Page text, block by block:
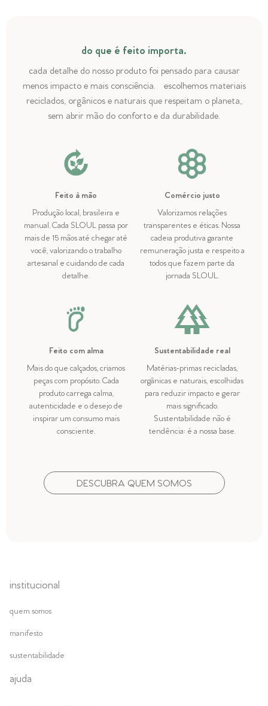
do que é feito importa.
cada detalhe do nosso produto foi pensado para causar
menos impacto e mais consciência. escolhemos materiais
reciclados, orgânicos e naturais que respeitam o planeta,
sem abrir mão do conforto e da durabilidade.
Feito à mão
Produção local, brasileira e
manual. Cada SLOUL passa por
mais de 15 mãos até chegar até
você, valorizando o trabalho
artesanal e cuidando de cada
detalhe.
Comércio justo
Valorizamos relações
transparentes e éticas. Nossa
cadeia produtiva garante
remuneração justa e respeito a
todos que fazem parte da
jornada SLOUL.
Feito com alma
Mais do que calçados, criamos
peças com propósito. Cada
produto carrega calma,
autenticidade e o desejo de
inspirar um consumo mais
consciente.
Sustentabilidade real
Matérias-primas recicladas,
orgânicas e naturais, escolhidas
para reduzir impacto e gerar
mais significado.
Sustentabilidade não é
tendência: é a nossa base.
DESCUBRA QUEM SOMOS
institucional
quem somos
manifesto
sustentabilidade
ajuda